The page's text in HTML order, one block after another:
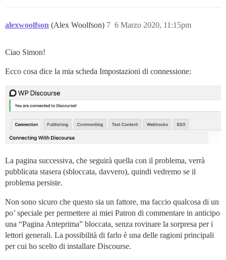
alexwoolfson (Alex Woolfson) 6 Marzo 2020, 11:15pm
7
Ciao Simon!
Ecco cosa dice la mia scheda Impostazioni di connessione:
La pagina successiva, che seguirà quella con il problema, verrà
pubblicata stasera (sbloccata, davvero), quindi vedremo se il
problema persiste.
Non sono sicuro che questo sia un fattore, ma faccio qualcosa di un
po’ speciale per permettere ai miei Patron di commentare in anticipo
una “Pagina Anteprima” bloccata, senza rovinare la sorpresa per i
lettori generali. La possibilità di farlo è una delle ragioni principali
per cui ho scelto di installare Discourse.